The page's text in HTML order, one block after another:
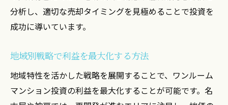
分析し、適切な売却タイミングを見極めることで投資を
成功に導いています。
地域別戦略で利益を最大化する方法
地域特性を活かした戦略を展開することで、ワンルーム
マンション投資の利益を最大化することが可能です。名